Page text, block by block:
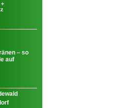
– so
auf